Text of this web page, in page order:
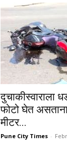
दुचाकीस्वाराला
फोटो घेत
मीटर...
Pune City Times -